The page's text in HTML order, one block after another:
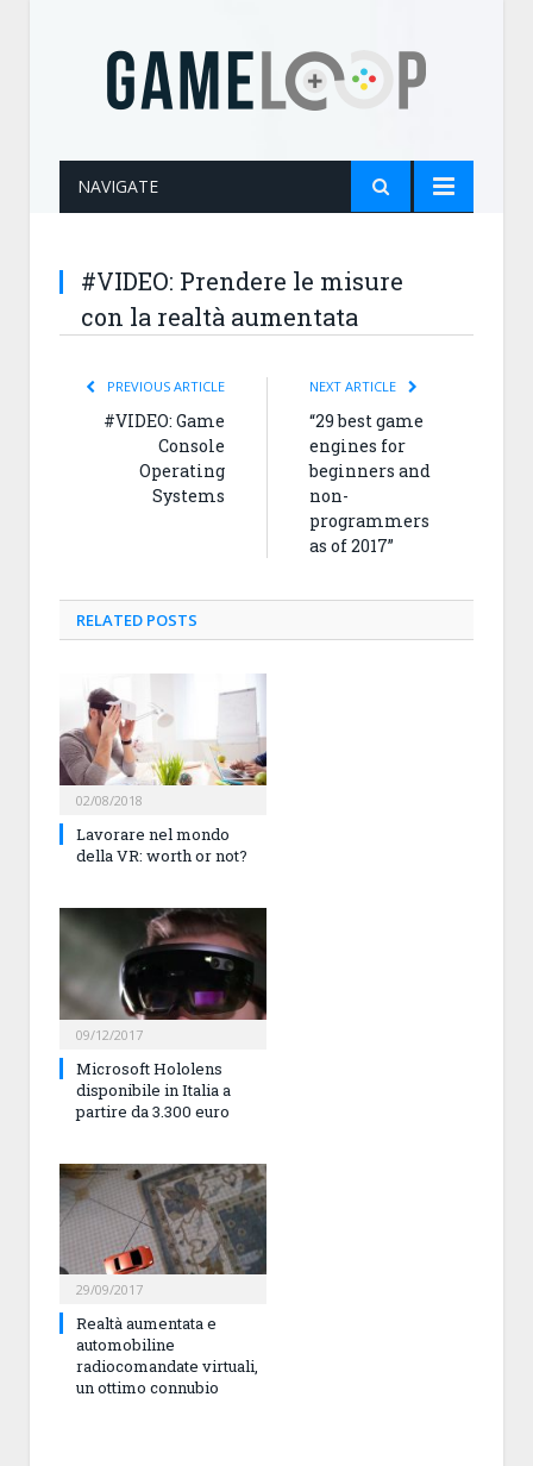
NAVIGATE
#VIDEO: Prendere le misure
con la realtà aumentata
PREVIOUS ARTICLE
#VIDEO: Game
Console
Operating
Systems
NEXT ARTICLE
“29 best game
engines for
beginners and
non-
programmers
as of 2017”
RELATED POSTS
02/08/2018
Lavorare nel mondo
della VR: worth or not?
09/12/2017
Microsoft Hololens
disponibile in Italia a
partire da 3.300 euro
29/09/2017
Realtà aumentata e
automobiline
radiocomandate virtuali,
un ottimo connubio